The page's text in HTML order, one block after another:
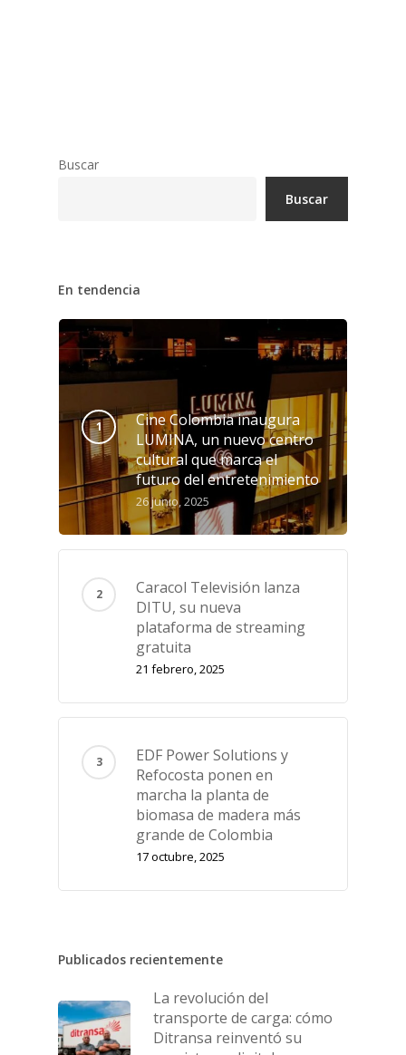
Buscar
Buscar
En tendencia
Cine Colombia inaugura
LUMINA, un nuevo centro
cultural que marca el
futuro del entretenimiento
26 junio, 2025
Caracol Televisión lanza
DITU, su nueva
plataforma de streaming
gratuita
21 febrero, 2025
EDF Power Solutions y
Refocosta ponen en
marcha la planta de
biomasa de madera más
grande de Colombia
17 octubre, 2025
Publicados recientemente
La revolución del
transporte de carga: cómo
Ditransa reinventó su